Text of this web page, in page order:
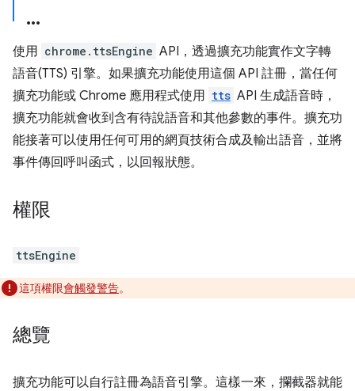
使用 chrome.ttsEngine API，透過擴充功能實作文字轉
語音(TTS) 引擎。如果擴充功能使用這個 API 註冊，當任何
擴充功能或 Chrome 應用程式使用 tts API 生成語音時，
擴充功能就會收到含有待說語音和其他參數的事件。擴充功
能接著可以使用任何可用的網頁技術合成及輸出語音，並將
事件傳回呼叫函式，以回報狀態。
權限
ttsEngine
這項權限會觸發警告。
總覽
擴充功能可以自行註冊為語音引擎。這樣一來，攔截器就能